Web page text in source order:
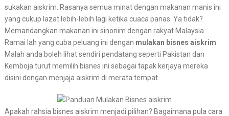
sukakan aiskrim. Rasanya semua minat dengan makanan manis ini
yang cukup lazat lebih-lebih lagi ketika cuaca panas. Ya tidak?
Memandangkan makanan ini sinonim dengan rakyat Malaysia.
Ramai lah yang cuba peluang ini dengan mulakan bisnes aiskrim
Malah anda boleh lihat sendiri pendatang seperti Pakistan dan
Kemboja turut memilih bisnes ini sebagai tapak kerjaya mereka
disini dengan menjaja aiskrim di merata tempat.
Apakah rahsia bisnes aiskrim menjadi pilihan? Bagaimana pula cara